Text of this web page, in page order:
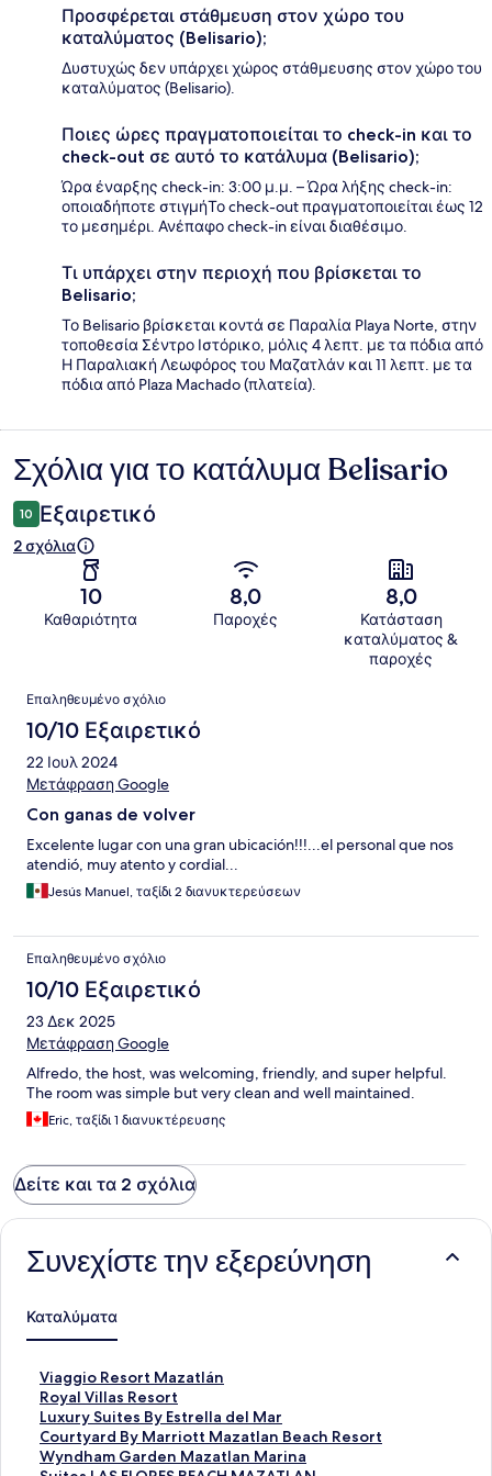
Προσφέρεται στάθμευση στον χώρο του
καταλύματος (Belisario);
Δυστυχώς δεν υπάρχει χώρος στάθμευσης στον χώρο του
καταλύματος (Belisario).
Ποιες ώρες πραγματοποιείται το check-in και το
check-out σε αυτό το κατάλυμα (Belisario);
Ώρα έναρξης check-in: 3:00 μ.μ. – Ώρα λήξης check-in:
οποιαδήποτε στιγμήΤο check-out πραγματοποιείται έως 12
το μεσημέρι. Ανέπαφο check-in είναι διαθέσιμο.
Τι υπάρχει στην περιοχή που βρίσκεται το
Belisario;
Το Belisario βρίσκεται κοντά σε Παραλία Playa Norte, στην
τοποθεσία Σέντρο Ιστόρικο, μόλις 4 λεπτ. με τα πόδια από
Η Παραλιακή Λεωφόρος του Μαζατλάν και 11 λεπτ. με τα
πόδια από Plaza Machado (πλατεία).
Σχόλια
Σχόλια για το κατάλυμα Belisario
10 Εξαιρετικό
2 σχόλια
10
Καθαριότητα
8,0
Παροχές
8,0
Κατάσταση
καταλύματος &
παροχές
Σχόλια
Επαληθευμένο σχόλιο
10/10 Εξαιρετικό
22 Ιουλ 2024
Μετάφραση Google
Con ganas de volver
Excelente lugar con una gran ubicación!!!...el personal que nos
atendió, muy atento y cordial...
Jesús Manuel, ταξίδι 2 διανυκτερεύσεων
Επαληθευμένο σχόλιο
10/10 Εξαιρετικό
23 Δεκ 2025
Μετάφραση Google
Alfredo, the host, was welcoming, friendly, and super helpful.
The room was simple but very clean and well maintained.
Eric, ταξίδι 1 διανυκτέρευσης
Δείτε και τα 2 σχόλια
Συνεχίστε την εξερεύνηση
Καταλύματα
Viaggio Resort Mazatlán
Σ
τ
ά
ν
τ
Royal Villas Resort
Σ
τ
ά
ν
Luxury Suites By Estrella del Mar
Σ
τ
ά
Courtyard By Marriott Mazatlan Beach Resort
Σ
τ
Wyndham Garden Mazatlan Marina
Σ